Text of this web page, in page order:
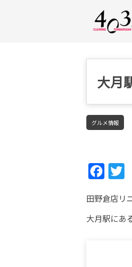
大月
グルメ情報
Fac
ok
田野倉店リ
大月駅にあ